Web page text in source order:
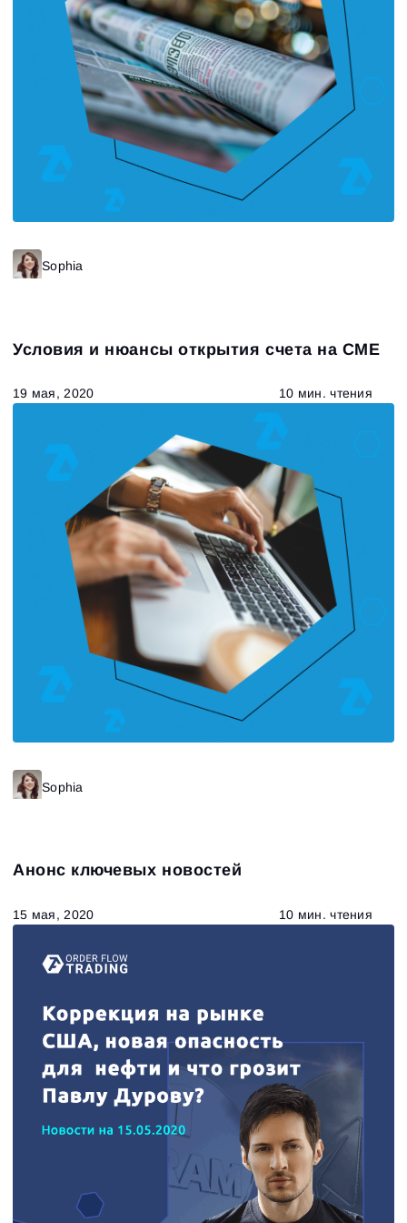
Sophia
Условия и нюансы открытия счета на CME
19 мая, 2020 10 мин. чтения
Sophia
Анонс ключевых новостей
15 мая, 2020 10 мин. чтения
Войти
Нет учётной записи?Зарегистрироваться
Сбросить пароль
Зарегистрироваться
Уже есть учётная запись?Войти